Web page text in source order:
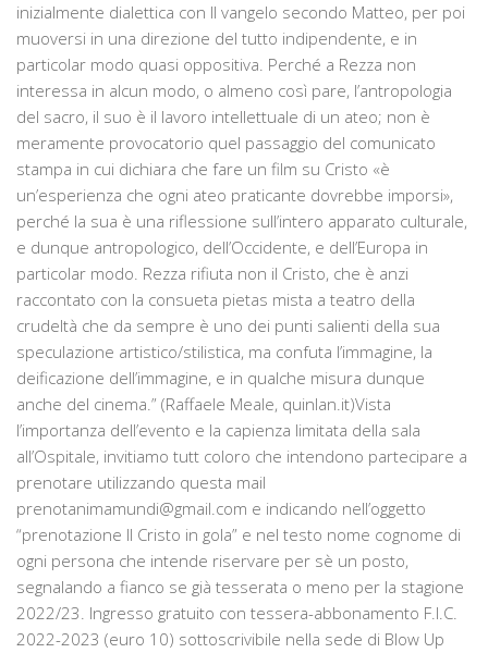
inizialmente dialettica con Il vangelo secondo Matteo, per poi
muoversi in una direzione del tutto indipendente, e in
particolar modo quasi oppositiva. Perché a Rezza non
interessa in alcun modo, o almeno così pare, l’antropologia
del sacro, il suo è il lavoro intellettuale di un ateo; non è
meramente provocatorio quel passaggio del comunicato
stampa in cui dichiara che fare un film su Cristo «è
un’esperienza che ogni ateo praticante dovrebbe imporsi»,
perché la sua è una riflessione sull’intero apparato culturale,
e dunque antropologico, dell’Occidente, e dell’Europa in
particolar modo. Rezza rifiuta non il Cristo, che è anzi
raccontato con la consueta pietas mista a teatro della
crudeltà che da sempre è uno dei punti salienti della sua
speculazione artistico/stilistica, ma confuta l’immagine, la
deificazione dell’immagine, e in qualche misura dunque
anche del cinema.” (Raffaele Meale, quinlan.it)Vista
l’importanza dell’evento e la capienza limitata della sala
all’Ospitale, invitiamo tutt coloro che intendono partecipare a
prenotare utilizzando questa mail
prenotanimamundi@gmail.com e indicando nell’oggetto
“prenotazione Il Cristo in gola” e nel testo nome cognome di
ogni persona che intende riservare per sè un posto,
segnalando a fianco se già tesserata o meno per la stagione
2022/23. Ingresso gratuito con tessera-abbonamento F.I.C.
2022-2023 (euro 10) sottoscrivibile nella sede di Blow Up